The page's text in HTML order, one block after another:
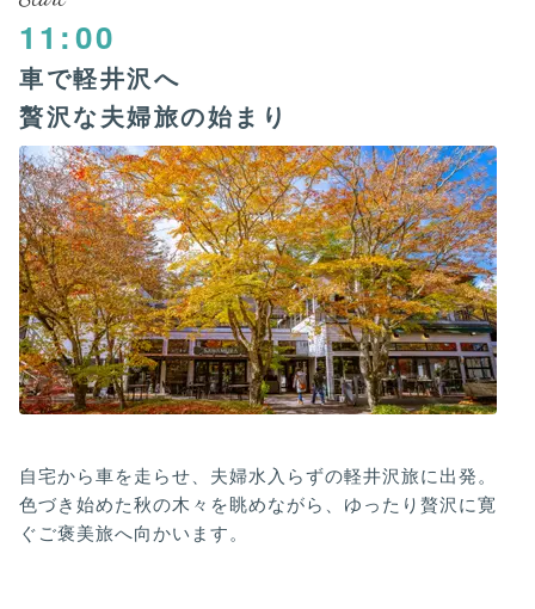
11:00
車で軽井沢へ
贅沢な夫婦旅の始まり
自宅から車を走らせ、夫婦水入らずの軽井沢旅に出発。
色づき始めた秋の木々を眺めながら、ゆったり贅沢に寛
ぐご褒美旅へ向かいます。